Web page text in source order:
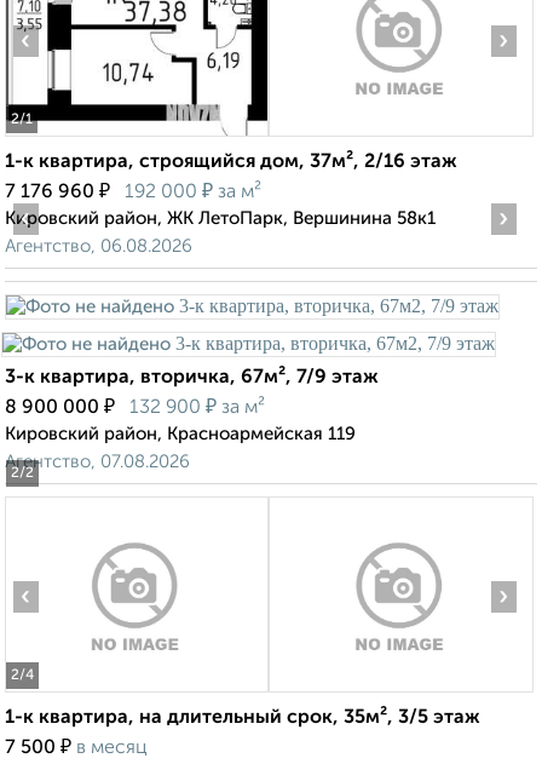
2/1
‹ ›
1-к квартира, строящийся дом, 37м², 2/16 этаж
7 176 960 ₽ 192 000 ₽ за м²
Кировский район, ЖК ЛетоПарк, Вершинина 58к1
Агентство, 06.08.2026
2/2
‹ ›
3-к квартира, вторичка, 67м², 7/9 этаж
8 900 000 ₽ 132 900 ₽ за м²
Кировский район, Красноармейская 119
Агентство, 07.08.2026
2/4
‹ ›
1-к квартира, на длительный срок, 35м², 3/5 этаж
7 500 ₽ в месяц